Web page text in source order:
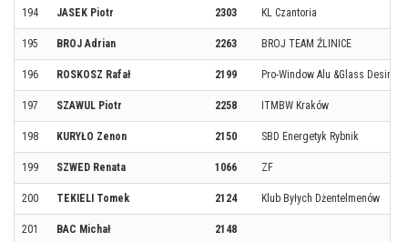
194 JASEK Piotr 2303 KL Czantoria
195 BROJ Adrian 2263 BROJ TEAM ŹLINICE
196 ROSKOSZ Rafał 2199 Pro-Window Alu &Glass
197 SZAWUL Piotr 2258 ITMBW Kraków
198 KURYŁO Zenon 2150 SBD Energetyk Rybnik
199 SZWED Renata 1066 ZF
200 TEKIELI Tomek 2124 Klub Byłych Dżentelmenów
201 BAC Michał 2148